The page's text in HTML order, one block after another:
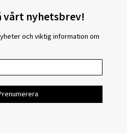
vårt nyhetsbrev!
och viktig information om